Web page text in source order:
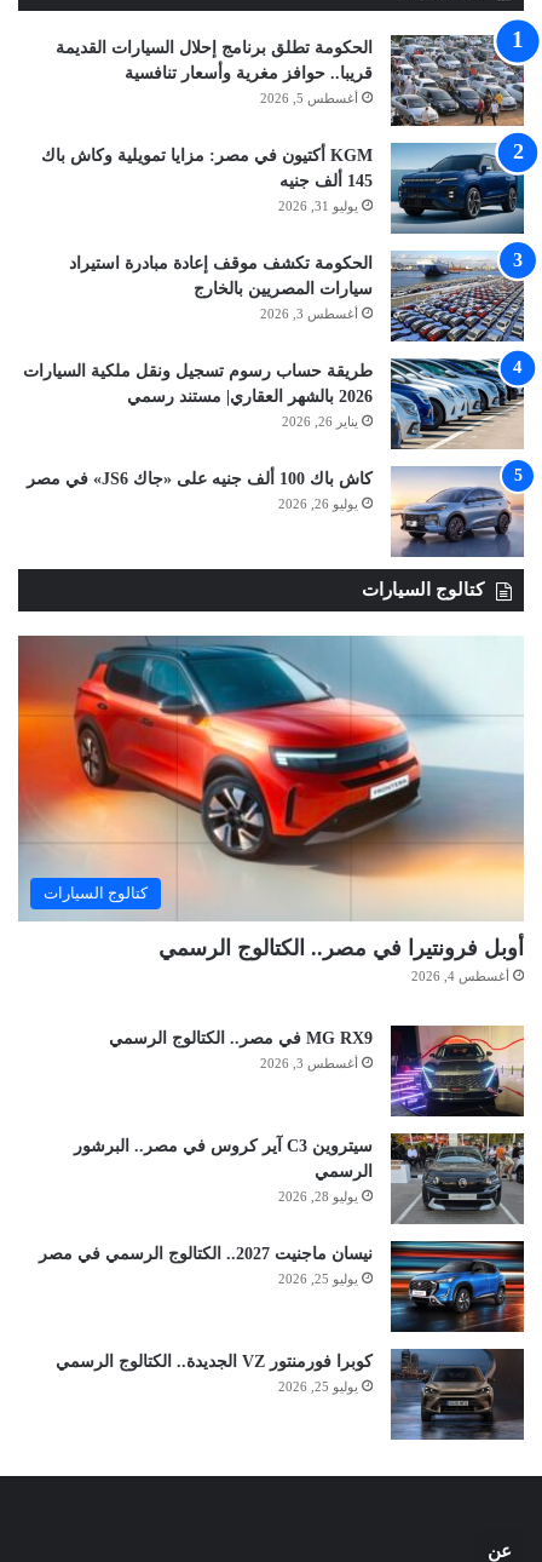
الحكومة تطلق برنامج إحلال السيارات القديمة
قريبا.. حوافز مغرية وأسعار تنافسية
أغسطس 5, 2026
KGM أكتيون في مصر: مزايا تمويلية وكاش باك
145 ألف جنيه
يوليو 31, 2026
الحكومة تكشف موقف إعادة مبادرة استيراد
سيارات المصريين بالخارج
أغسطس 3, 2026
طريقة حساب رسوم تسجيل ونقل ملكية السيارات
2026 بالشهر العقاري| مستند رسمي
يناير 26, 2026
كاش باك 100 ألف جنيه على «جاك JS6» في مصر
يوليو 26, 2026
كتالوج السيارات
كتالوج السيارات
أوبل فرونتيرا في مصر.. الكتالوج الرسمي
أغسطس 4, 2026
MG RX9 في مصر.. الكتالوج الرسمي
أغسطس 3, 2026
سيتروين C3 آير كروس في مصر.. البرشور
الرسمي
يوليو 28, 2026
نيسان ماجنيت 2027.. الكتالوج الرسمي في مصر
يوليو 25, 2026
كوبرا فورمنتور VZ الجديدة.. الكتالوج الرسمي
يوليو 25, 2026
عن